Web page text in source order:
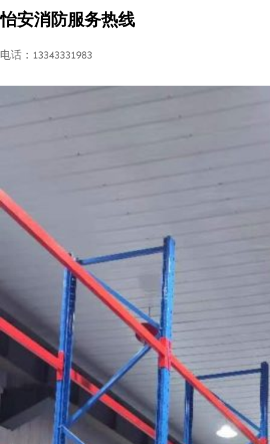
怡安消防服务热线
电话：13343331983